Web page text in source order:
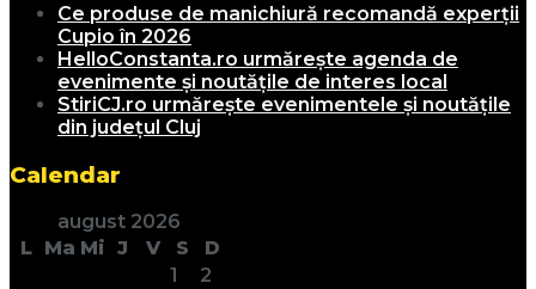
Ce produse de manichiură recomandă experții
Cupio în 2026
HelloConstanta.ro urmărește agenda de
evenimente și noutățile de interes local
StiriCJ.ro urmărește evenimentele și noutățile
din județul Cluj
Calendar
august 2026
L Ma Mi J V S
D
1
2